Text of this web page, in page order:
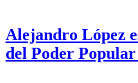
Alejandro López
del Poder